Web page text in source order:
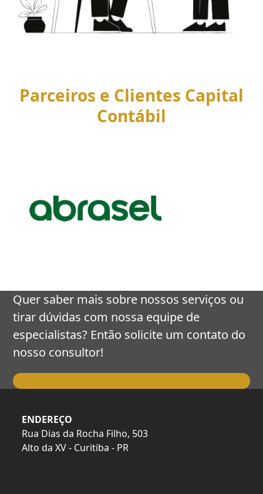
Parceiros e Clientes Capital
Contábil
right
carousel
navigation
buttons
Quer saber mais sobre nossos serviços ou
tirar dúvidas com nossa equipe de
especialistas? Então solicite um contato do
nosso consultor!
ENDEREÇO
Rua Dias da Rocha Filho, 503
Alto da XV - Curitiba - PR